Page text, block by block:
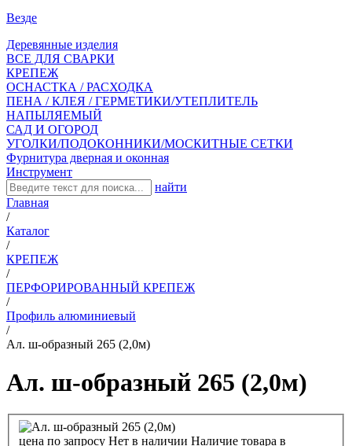
Везде
Деревянные изделия
ВСЕ ДЛЯ СВАРКИ
КРЕПЕЖ
ОСНАСТКА / РАСХОДКА
ПЕНА / КЛЕЯ / ГЕРМЕТИКИ/УТЕПЛИТЕЛЬ
НАПЫЛЯЕМЫЙ
САД И ОГОРОД
УГОЛКИ/ПОДОКОННИКИ/МОСКИТНЫЕ СЕТКИ
Фурнитура дверная и оконная
Инструмент
найти
Главная
/
Каталог
/
КРЕПЕЖ
/
ПЕРФОРИРОВАННЫЙ КРЕПЕЖ
/
Профиль алюминиевый
/
Ал. ш-образный 265 (2,0м)
Ал. ш-образный 265 (2,0м)
цена по запросу Нет в наличии Наличие товара в